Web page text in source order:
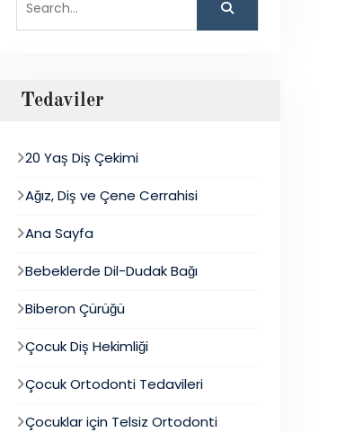
Tedaviler
20 Yaş Diş Çekimi
Ağız, Diş ve Çene Cerrahisi
Ana Sayfa
Bebeklerde Dil-Dudak Bağı
Biberon Çürüğü
Çocuk Diş Hekimliği
Çocuk Ortodonti Tedavileri
Çocuklar için Telsiz Ortodonti